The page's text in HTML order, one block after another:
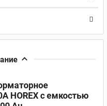
HOREX с емкостью